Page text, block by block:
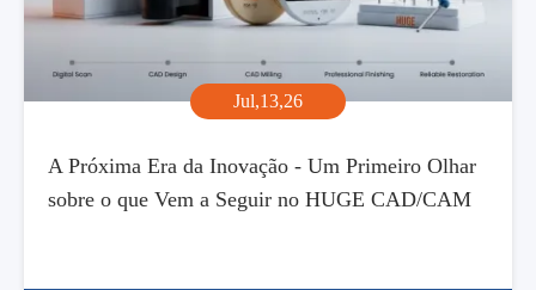
Jul,13,26
A Próxima Era da Inovação - Um Primeiro Olhar
sobre o que Vem a Seguir no HUGE CAD/CAM